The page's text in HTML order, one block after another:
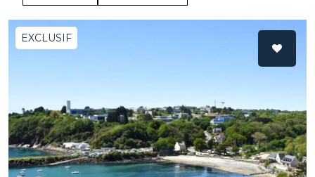
EXCLUSIF